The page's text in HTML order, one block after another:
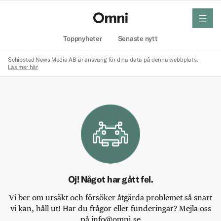
Toppnyheter Senaste nytt
meny
Schibsted News Media AB är ansvarig för dina data på denna webbplats.
Läs mer här
Oj! Något har gått fel.
Vi ber om ursäkt och försöker åtgärda problemet så snart
vi kan, håll ut! Har du frågor eller funderingar? Mejla oss